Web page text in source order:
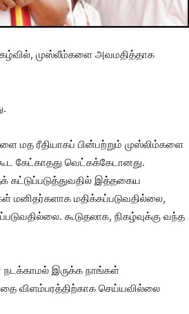
முஸ்லீம்களை அவமதித்தாக
மத ரீதியாகப் பின்பற்றும் முஸ்லிம்களை
கேட்காதது வெட்கக்கேடானது.
இத்தகைய
மனிதர்களாக மதிக்கப்படுவதில்லை,
கூடுதலாக, நிகழ்வுக்கு வந்த
நடக்காமல் இருக்க நாங்கள்
விளம்பரத்திற்காக செய்யவில்லை